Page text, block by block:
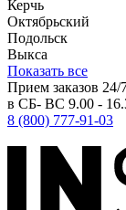
Керчь
Октябрьский
Подольск
Выкса
Показать все
Прием заказов
в СБ- ВС 9.00 -
8 (800) 777-91-03